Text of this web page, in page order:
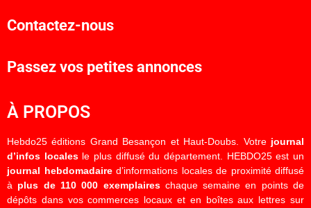
Contactez-nous
Passez vos petites annonces
À PROPOS
Hebdo25 éditions Grand Besançon et Haut-Doubs. Votre journal
d’infos localesle plus diffusé du département. HEBDO25 est un
journal hebdomadaired’informations locales de proximité diffusé
à plus de 110 000 exemplaireschaque semaine en points de
dépôts dans vos commerces locaux et en boîtes aux lettres sur